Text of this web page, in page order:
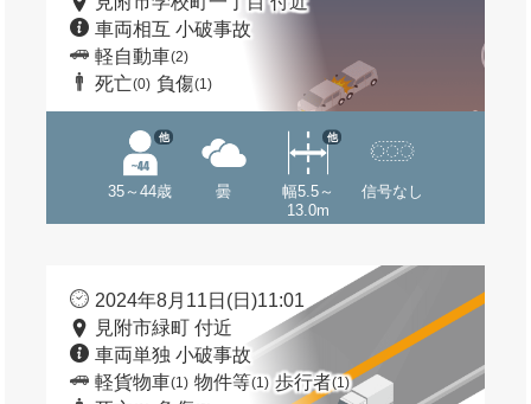
車両相互 小破事故
軽自動車(2)
死亡(0) 負傷(1)
35～44歳
他
曇
幅5.5～
13.0m
他
信号なし
2024年8月11日(日)11:01
見附市緑町 付近
車両単独 小破事故
軽貨物車(1) 物件等(1) 歩行者(1)